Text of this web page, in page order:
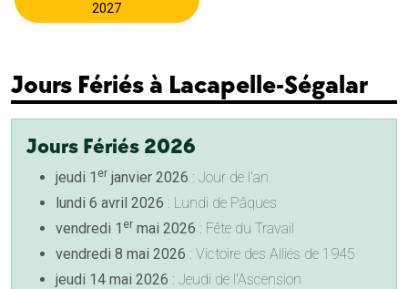
2027
Jours Fériés à Lacapelle-Ségalar
Jours Fériés 2026
jeudi 1 er janvier 2026 : Jour de l'an
lundi 6 avril 2026 : Lundi de Pâques
vendredi 1 er mai 2026 : Fête du Travail
vendredi 8 mai 2026 : Victoire des Alliés de 1945
jeudi 14 mai 2026 : Jeudi de l'Ascension